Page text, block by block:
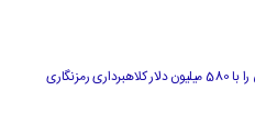
مقامات تایلندی ملی پرتغالی را با 580 میلیون دلار کلاهبرداری رمزنگاری